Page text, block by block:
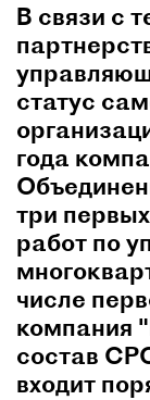
В связи с
статус
года
три
работ по
числе
компания
состав
входит